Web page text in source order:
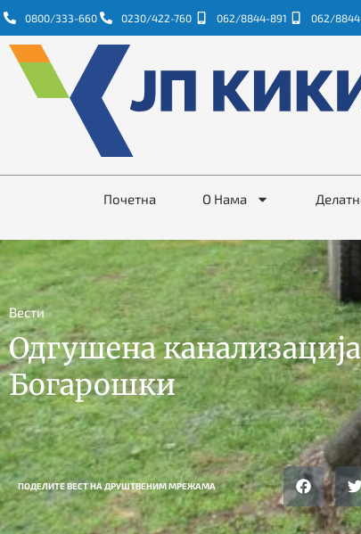
0800/333-660 0230/422-760 062/8844-891 062/
Почетна О Нама
Вести
Одгушена
Богарошки
ПОДЕЛИТЕ ВЕСТ НА ДРУШТВЕНИМ МРЕЖАМА